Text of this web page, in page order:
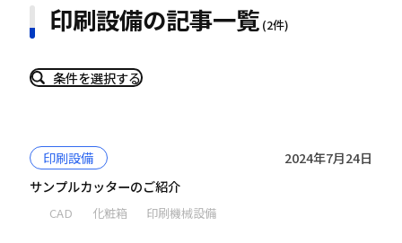
印刷設備の記事一覧 (2件)
条件を選択する
印刷設備
2024年7月24日
サンプルカッターのご紹介
CAD 化粧箱 印刷機械設備